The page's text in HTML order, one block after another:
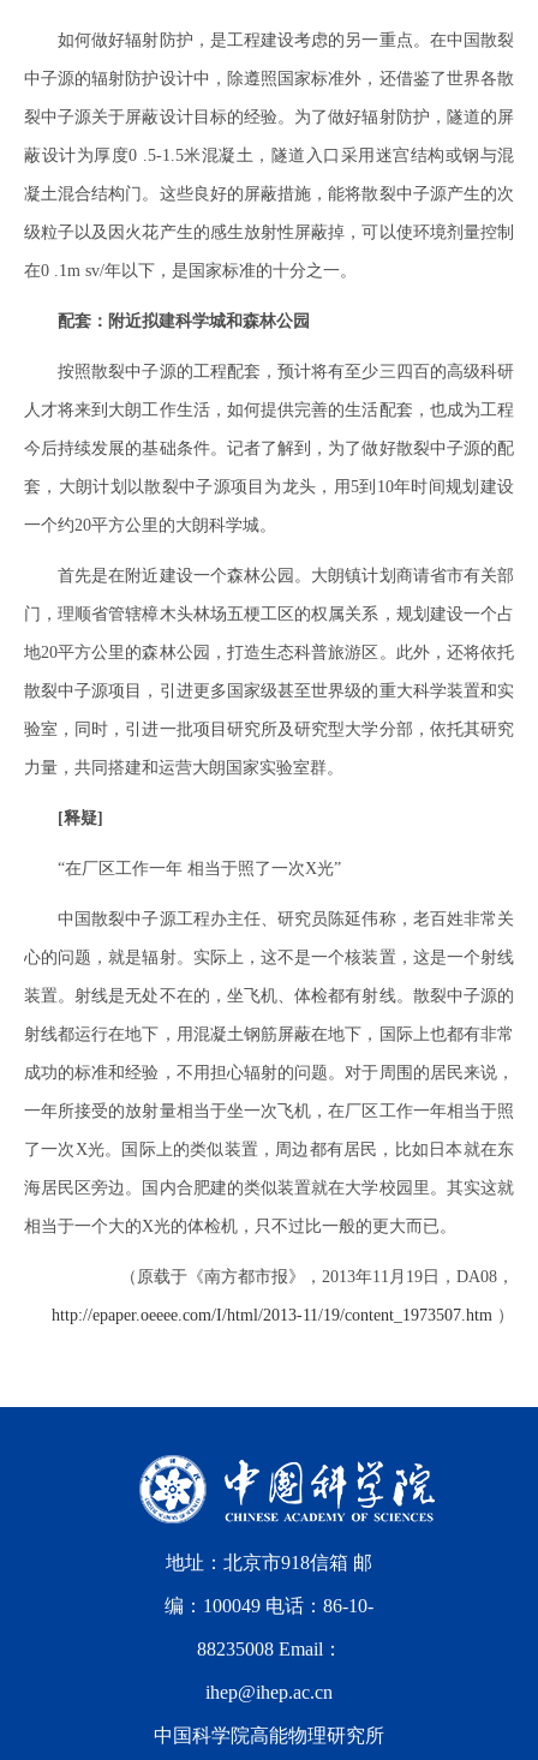
如何做好辐射防护，是工程建设考虑的另一重点。在中国散裂
中子源的辐射防护设计中，除遵照国家标准外，还借鉴了世界各散
裂中子源关于屏蔽设计目标的经验。为了做好辐射防护，隧道的屏
蔽设计为厚度0 .5-1.5米混凝土，隧道入口采用迷宫结构或钢与混
凝土混合结构门。这些良好的屏蔽措施，能将散裂中子源产生的次
级粒子以及因火花产生的感生放射性屏蔽掉，可以使环境剂量控制
在0 .1m sv/年以下，是国家标准的十分之一。
配套：附近拟建科学城和森林公园
按照散裂中子源的工程配套，预计将有至少三四百的高级科研
人才将来到大朗工作生活，如何提供完善的生活配套，也成为工程
今后持续发展的基础条件。记者了解到，为了做好散裂中子源的配
套，大朗计划以散裂中子源项目为龙头，用5到10年时间规划建设
一个约20平方公里的大朗科学城。
首先是在附近建设一个森林公园。大朗镇计划商请省市有关部
门，理顺省管辖樟木头林场五梗工区的权属关系，规划建设一个占
地20平方公里的森林公园，打造生态科普旅游区。此外，还将依托
散裂中子源项目，引进更多国家级甚至世界级的重大科学装置和实
验室，同时，引进一批项目研究所及研究型大学分部，依托其研究
力量，共同搭建和运营大朗国家实验室群。
[释疑]
“在厂区工作一年 相当于照了一次X光”
中国散裂中子源工程办主任、研究员陈延伟称，老百姓非常关
心的问题，就是辐射。实际上，这不是一个核装置，这是一个射线
装置。射线是无处不在的，坐飞机、体检都有射线。散裂中子源的
射线都运行在地下，用混凝土钢筋屏蔽在地下，国际上也都有非常
成功的标准和经验，不用担心辐射的问题。对于周围的居民来说，
一年所接受的放射量相当于坐一次飞机，在厂区工作一年相当于照
了一次X光。国际上的类似装置，周边都有居民，比如日本就在东
海居民区旁边。国内合肥建的类似装置就在大学校园里。其实这就
相当于一个大的X光的体检机，只不过比一般的更大而已。
（原载于《南方都市报》，2013年11月19日，DA08，
http://epaper.oeeee.com/I/html/2013-11/19/content_1973507.htm ）
地址：北京市918信箱 邮
编：100049 电话：86-10-
88235008 Email：
ihep@ihep.ac.cn
中国科学院高能物理研究所